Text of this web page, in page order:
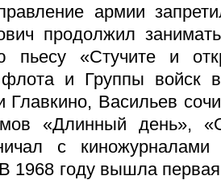
армии
продолжил
пьесу «Стучите и
флота и Группы войск
Главкино, Васильев
«Длинный день»,
с
1968 году вышла